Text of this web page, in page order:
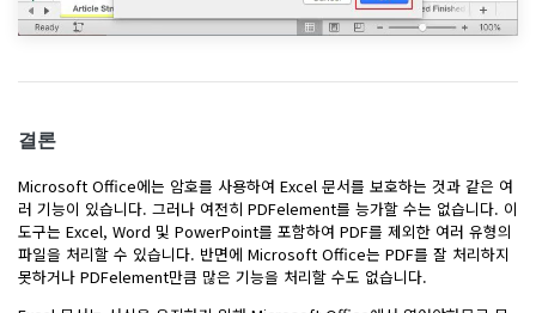
결론
Microsoft Office에는 암호를 사용하여 Excel 문서를 보호하는 것과 같은 여
러 기능이 있습니다. 그러나 여전히 PDFelement를 능가할 수는 없습니다. 이
도구는 Excel, Word 및 PowerPoint를 포함하여 PDF를 제외한 여러 유형의
파일을 처리할 수 ​​있습니다. 반면에 Microsoft Office는 PDF를 잘 처리하지
못하거나 PDFelement만큼 많은 기능을 처리할 수도 없습니다.